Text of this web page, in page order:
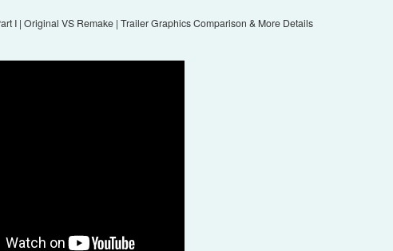
I | Original VS Remake | Trailer Graphics Comparison & More Details